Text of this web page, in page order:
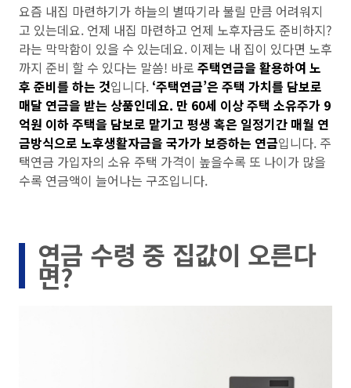
요즘 내집 마련하기가 하늘의 별따기라 불릴 만큼 어려워지
고 있는데요. 언제 내집 마련하고 언제 노후자금도 준비하지?
라는 막막함이 있을 수 있는데요. 이제는 내 집이 있다면 노후
까지 준비 할 수 있다는 말씀! 바로 주택연금을 활용하여 노
후 준비를 하는 것입니다. ‘주택연금’은 주택 가치를 담보로
매달 연금을 받는 상품인데요. 만 60세 이상 주택 소유주가 9
억원 이하 주택을 담보로 맡기고 평생 혹은 일정기간 매월 연
금방식으로 노후생활자금을 국가가 보증하는 연금입니다. 주
택연금 가입자의 소유 주택 가격이 높을수록 또 나이가 많을
수록 연금액이 늘어나는 구조입니다.
연금 수령 중 집값이 오른다
면?